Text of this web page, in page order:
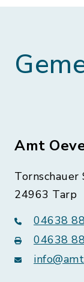
Amt
Tornschauer
24963 Tarp
04638
04638